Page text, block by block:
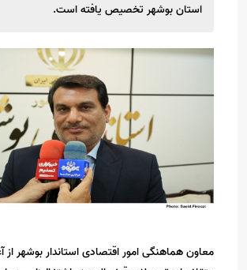
استان بوشهر تخصیص یافته است.
معاون هماهنگی امور اقتصادی استاندار بوشهر از